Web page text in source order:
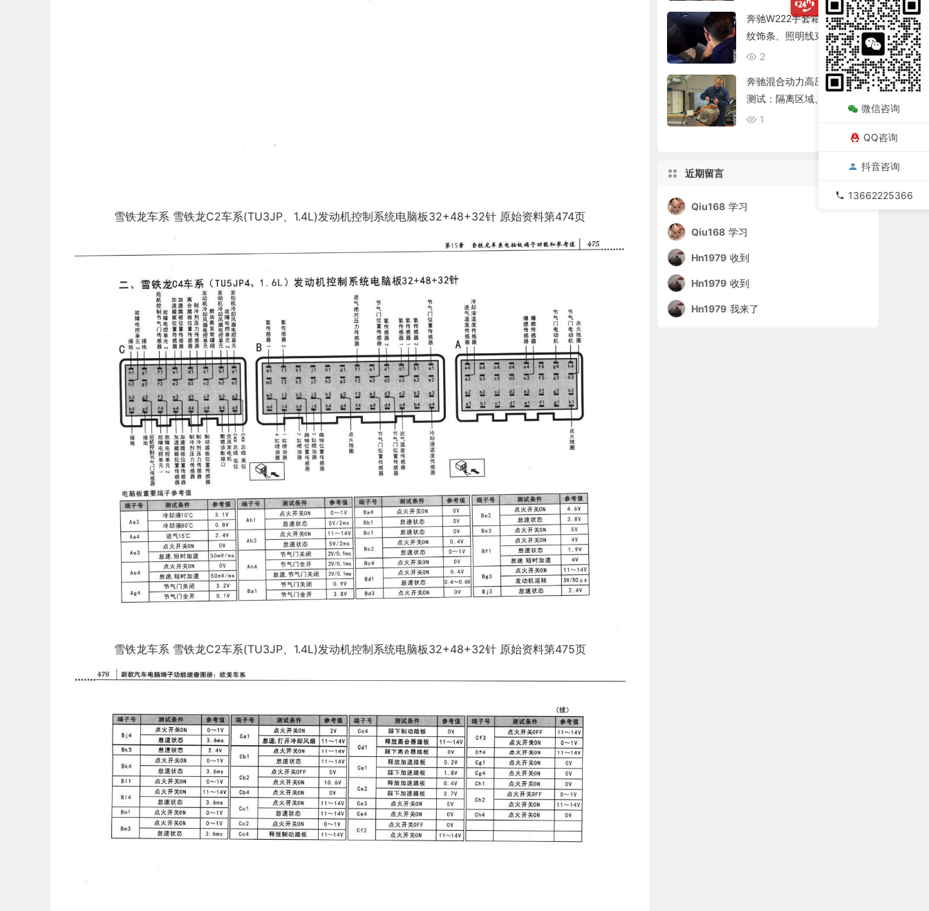
雪铁龙车系 雪铁龙C2车系(TU3JP、1.4L)发动机控制系统电脑板32+48+32针 原始资料第474页
雪铁龙车系 雪铁龙C2车系(TU3JP、1.4L)发动机控制系统电脑板32+48+32针 原始资料第475页
奔驰W222手套箱拆装：木
纹饰条、照明线束与仪表台
固定
08/06
2
奔驰混合动力高压部件耐压
测试：隔离区域、测试接线
与结果记录
1
近期留言
Qiu168 学习
Qiu168 学习
Hn1979 收到
Hn1979 收到
Hn1979 我来了
微信咨询
QQ咨询
抖音咨询
13662225366